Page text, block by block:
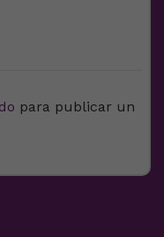
para publicar un